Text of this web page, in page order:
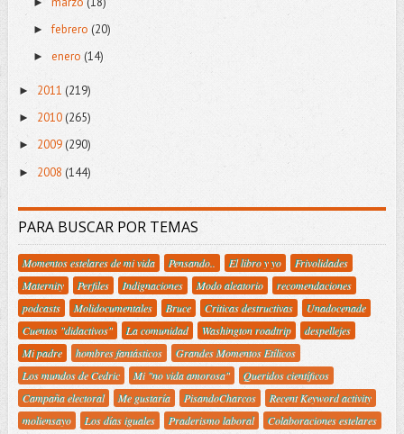
►febrero (20)
► enero (14)
► 2011 (219)
► 2010(265)
► 2009 (290)
► 2008 (144)
PARA BUSCAR POR TEMAS
Momentos estelares de mi vida Pensando.. El libro y yo
Frivolidades
Maternity
Perfiles Indignaciones Modo aleatorio
recomendaciones
podcasts
Molidocumentales Bruce Criticas destructivas
Unadocenade
Cuentos "didactivos"
La comunidad Washington roadtrip
despellejes
Mi padre
hombres fantásticos
Grandes Momentos Etílicos
Los mundos de Cedric
Mi "no vida amorosa"
Queridos científicos
Campaña electoral
Me gustaría PisandoCharcos
Recent Keyword activity
moliensayo
Los días iguales Praderismo laboral
Colaboraciones estelares